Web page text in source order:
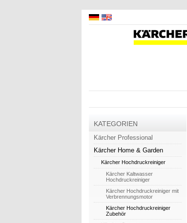
KATEGORIEN
Kärcher Professional
Kärcher Home & Garden
Kärcher Hochdruckreiniger
Kärcher Kaltwasser
Hochdruckreiniger
Kärcher Hochdruckreiniger mit
Verbrennungsmotor
Kärcher Hochdruckreiniger
Zubehör